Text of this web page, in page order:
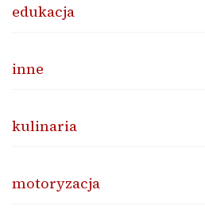
edukacja
inne
kulinaria
motoryzacja